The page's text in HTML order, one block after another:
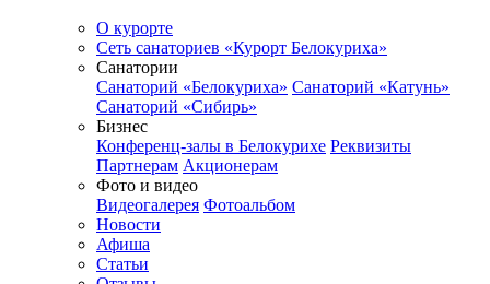
О курорте
Сеть санаториев «Курорт Белокуриха»
Санатории
Санаторий «Белокуриха» Санаторий «Катунь»
Санаторий «Сибирь»
Бизнес
Конференц-залы в Белокурихе Реквизиты
Партнерам Акционерам
Фото и видео
Видеогалерея Фотоальбом
Новости
Афиша
Статьи